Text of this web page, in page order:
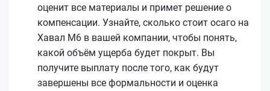
оценит все материалы и примет решение о
компенсации. Узнайте, сколько стоит осаго на
Хавал М6 в вашей компании, чтобы понять,
какой объём ущерба будет покрыт. Вы
получите выплату после того, как будут
завершены все формальности и оценка